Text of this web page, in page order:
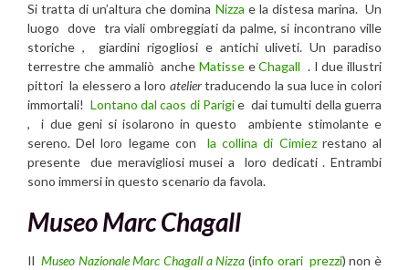
Si tratta di un’altura che domina Nizza e la distesa marina. Un
luogo dove tra viali ombreggiati da palme, si incontrano ville
storiche , giardini rigogliosi e antichi uliveti. Un paradiso
terrestre che ammaliò anche MatisseeChagall . I due illustri
pittori la elessero a loro ateliertraducendo la sua luce in colori
immortali! Lontano dal caos di Parigie dai tumulti della guerra
, i due geni si isolarono in questo ambiente stimolante e
sereno. Del loro legame conla collina di Cimiezrestano al
presente due meravigliosi musei a loro dedicati . Entrambi
sono immersi in questo scenario da favola.
Museo Marc Chagall
IlMuseo Nazionale Marc Chagall a Nizza (info orari prezzi) non è